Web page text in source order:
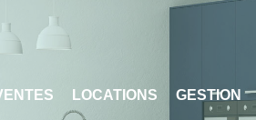
LOCATIONS GESTION